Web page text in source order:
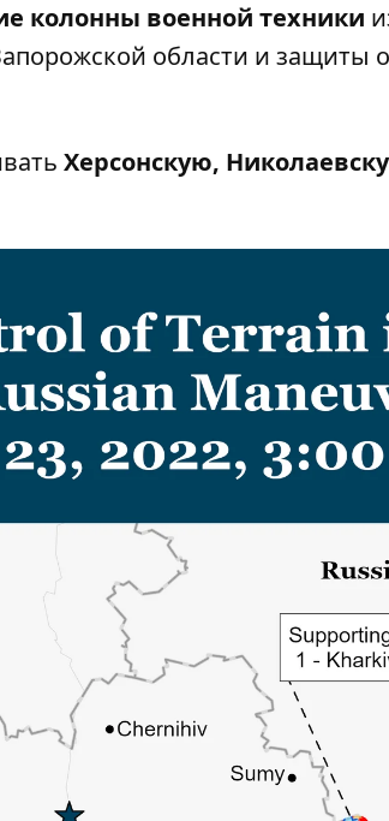
колонны военной техники
области и защиты
Херсонскую,